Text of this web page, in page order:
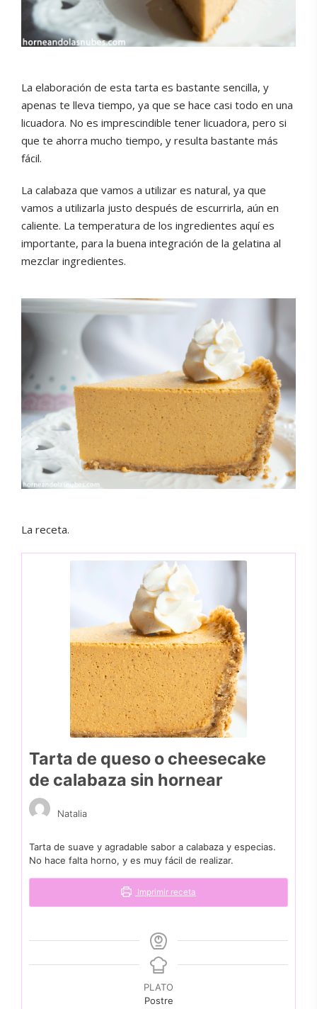
La elaboración de esta tarta es bastante sencilla, y
apenas te lleva tiempo, ya que se hace casi todo en una
licuadora. No es imprescindible tener licuadora, pero si
que te ahorra mucho tiempo, y resulta bastante más
fácil.
La calabaza que vamos a utilizar es natural, ya que
vamos a utilizarla justo después de escurrirla, aún en
caliente. La temperatura de los ingredientes aquí es
importante, para la buena integración de la gelatina al
mezclar ingredientes.
La receta.
Tarta de queso o cheesecake
de calabaza sin hornear
Natalia
Tarta de suave y agradable sabor a calabaza y especias.
No hace falta horno, y es muy fácil de realizar.
Imprimir receta
PLATO
Postre